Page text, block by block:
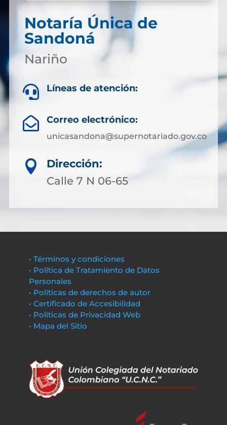
Notaría Única de
Sandoná
Nariño
 Líneas de atención:
 Correo electrónico:
unicasandona@supernotariado.gov.co

Dirección:
Calle 7 N 06-65
• Términos y condiciones
• Política de Tratamiento de Datos
Personales
• Políticas de derechos de autor
• Certificado de Accesibilidad
• Políticas de Privacidad Web
• Mapa del Sitio